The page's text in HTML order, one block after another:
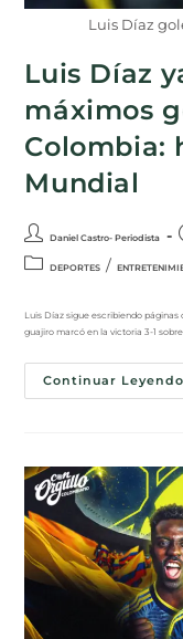
Luis Díaz
Luis Díaz
máximos
Colombia:
Mundial
Daniel Castro- Periodista
DEPORTES /
Luis Díaz sigue escribiendo
guajiro marcó en la victoria 3-1
Continuar Leyendo